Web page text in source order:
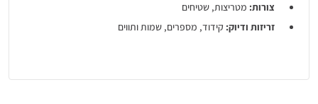
צורות: מטריצות, שטיחים
זריזות ודיוק: קידוד, מספרים, שמות ותווים
שתי סימולציות של מבחן אישיות ממוחשב בן 240 היגדים